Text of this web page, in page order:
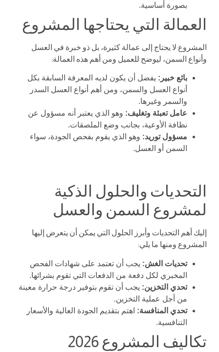
بصورة أساسية.
العمالة التي يحتاجها المشروع
المشروع لا يحتاج إلى عمالة كثيرة، بل ذو خبرة في العسل
وأنواع السمن، ليوضح للعميل ومن أهم هذه العمالة:
بائع خبير: يفضل أن يكون لديه المعرفة السابقة بكل
أنواع العسل والسمن، ومن أهم أنواع العسل السدر
والسمر وغيرها.
عامل تعبئة وتغليف: وهو الذي يعتبر أنه مسؤول عن
نظافة الأوعية، بجانب وضع الملصقات.
مسؤول توريد: وهو الذي يقوم بفحص الجودة، سواء
السمن أو العسل.
التحديات والحلول الذكية
لمشروع السمن والعسل
إليك أهم التحديات وأبرز الحلول التي يمكن أن يتعرض إليها
المشروع ومنها ما يلي:
تحديات الغش: يجب أن تعتمد على شهادات الفحص
المخبري لكل دفعة من الدفعات التي تقوم بشرائها.
تحدي التخزين: يجب أن تقوم بتوفير درجة حرارة معينة
من أجل عملية التخزين.
تحدي المنافسة: اهتم بتقديم الجودة العالية والأسعار
التنافسية.
تكاليف المشروع 2026